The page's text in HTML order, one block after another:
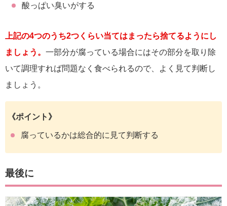
酸っぱい臭いがする
上記の4つのうち2つくらい当てはまったら捨てるようにし
ましょう。 一部分が腐っている場合にはその部分を取り除
いて調理すれば問題なく食べられるので、よく見て判断し
ましょう。
《ポイント》
腐っているかは総合的に見て判断する
最後に